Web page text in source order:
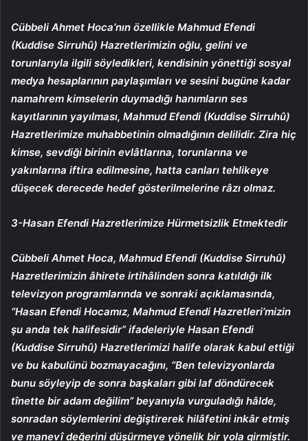
Cübbeli Ahmet Hoca’nın özellikle Mahmud Efendi
(Kuddise Sirruhû) Hazretlerimizin oğlu, gelini ve
torunlarıyla ilgili söyledikleri, kendisinin yönettiği sosyal
medya hesaplarının paylaşımları ve sesini bugüne kadar
namahrem kimselerin duymadığı hanımların ses
kayıtlarının yayılması, Mahmud Efendi (Kuddise Sirruhû)
Hazretlerimize muhabbetinin olmadığının delilidir. Zira hiç
kimse, sevdiği birinin evlâtlarına, torunlarına ve
yakınlarına iftira edilmesine, hatta canları tehlikeye
düşecek derecede hedef gösterilmelerine râzı olmaz.
3-Hasan Efendi Hazretlerimize Hürmetsizlik Etmektedir
Cübbeli Ahmet Hoca, Mahmud Efendi (Kuddise Sirruhû)
Hazretlerimizin âhirete irtihâlinden sonra katıldığı ilk
televizyon programlarında ve sonraki açıklamasında,
“Hasan Efendi Hocamız, Mahmud Efendi Hazretleri’mizin
şu anda tek halifesidir” ifadeleriyle Hasan Efendi
(Kuddise Sirruhû) Hazretlerimizi halife olarak kabul ettiği
ve bu kabulünü bozmayacağını, “Ben televizyonlarda
bunu söyleyip de sonra başkaları gibi laf döndürecek
tînette bir adam değilim” beyanıyla vurguladığı hâlde,
sonradan söylemlerini değiştirerek hilâfetini inkâr etmiş
ve manevî değerini düşürmeye yönelik bir yola girmiştir.